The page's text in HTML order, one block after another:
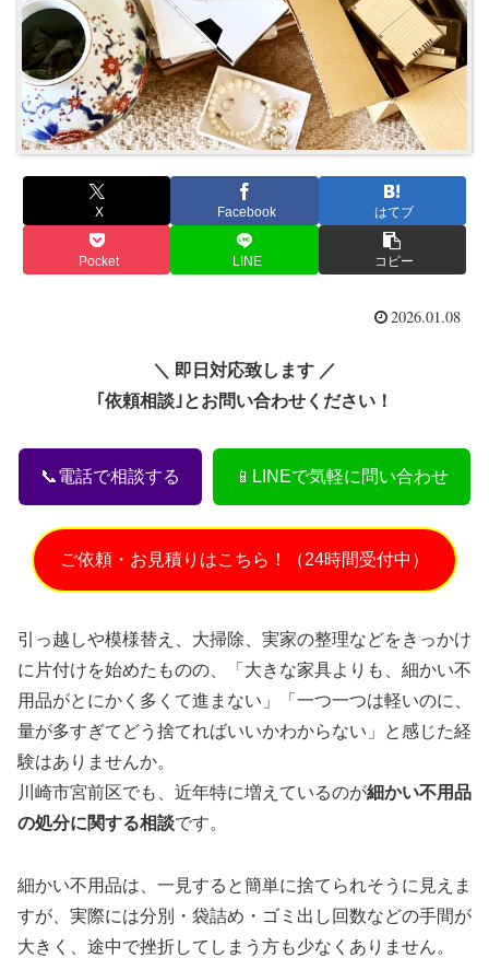
X Facebook はてブ
Pocket LINE コピー
2026.01.08
＼ 即日対応致します ／
｢依頼相談｣とお問い合わせください！
📞電話で相談する 📱LINEで気軽に問い合わせ
ご依頼・お見積りはこちら！（24時間受付中）
引っ越しや模様替え、大掃除、実家の整理などをきっかけ
に片付けを始めたものの、「大きな家具よりも、細かい不
用品がとにかく多くて進まない」「一つ一つは軽いのに、
量が多すぎてどう捨てればいいかわからない」と感じた経
験はありませんか。
川崎市宮前区でも、近年特に増えているのが細かい不用品
の処分に関する相談です。
細かい不用品は、一見すると簡単に捨てられそうに見えま
すが、実際には分別・袋詰め・ゴミ出し回数などの手間が
大きく、途中で挫折してしまう方も少なくありません。